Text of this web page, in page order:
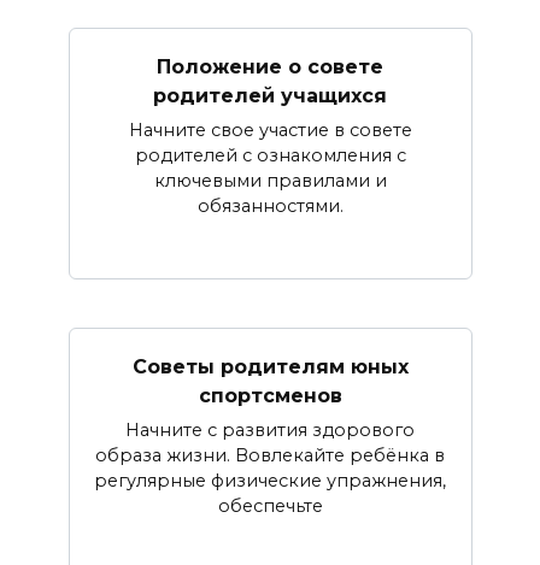
Положение о совете
родителей учащихся
Начните свое участие в совете
родителей с ознакомления с
ключевыми правилами и
обязанностями.
Советы родителям юных
спортсменов
Начните с развития здорового
образа жизни. Вовлекайте ребёнка в
регулярные физические упражнения,
обеспечьте